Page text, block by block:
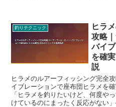
釣りテクニック
ヒラ
攻略
バイ
を確
説
ヒラメのルアーフィッシング完全
イブレーションで座布団ヒラメを
「ヒラメを釣りたいけど、何度や
けているのにまったく反応がない